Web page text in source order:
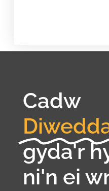
Cadw
gyda'r
ni'n ei